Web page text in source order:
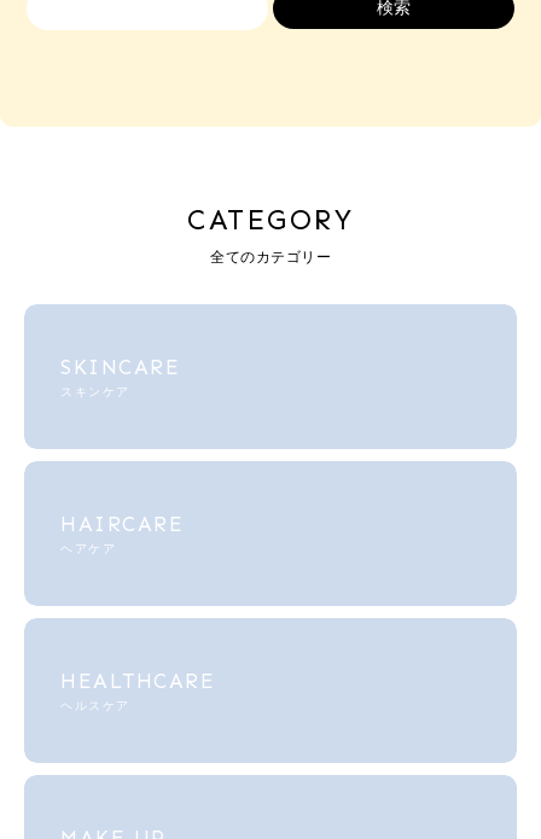
CATEGORY
全てのカテゴリー
SKINCARE
スキンケア
HAIRCARE
ヘアケア
HEALTHCARE
ヘルスケア